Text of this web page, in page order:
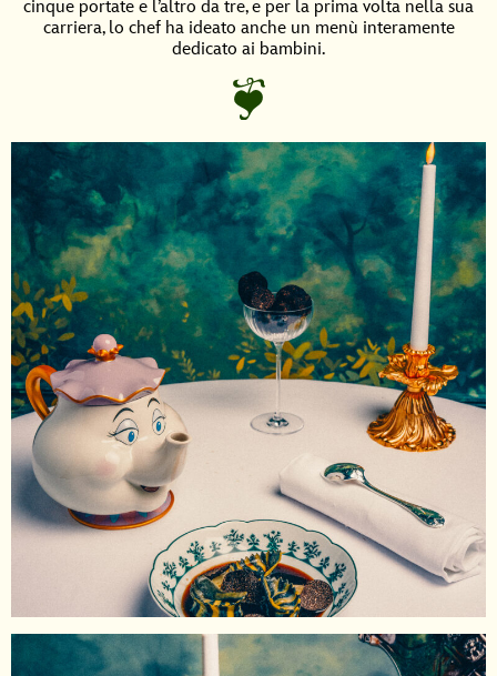
cinque portate e l’altro da tre, e per la prima volta nella sua
carriera, lo chef ha ideato anche un menù interamente
dedicato ai bambini.